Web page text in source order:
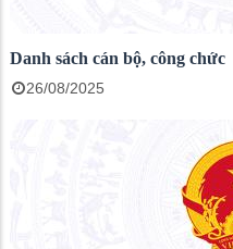
Danh sách cán bộ, công chức
26/08/2025